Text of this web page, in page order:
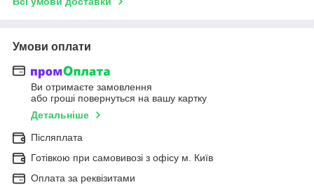
Умови оплати
Ви отримаєте замовлення
або гроші повернуться на вашу картку
Детальніше
Післяплата
Готівкою при самовивозі з офісу м. Київ
Оплата за реквізитами